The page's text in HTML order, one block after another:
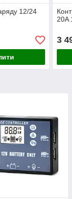
12/24
20A
3